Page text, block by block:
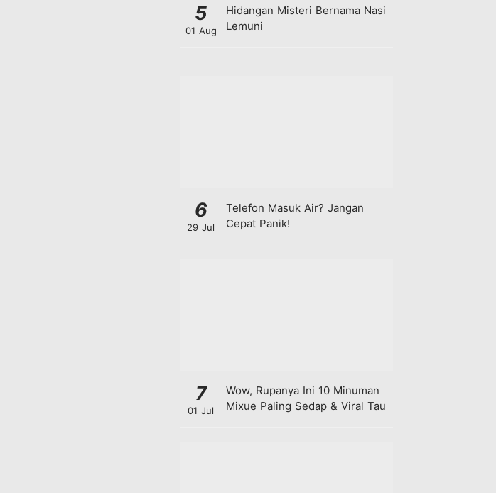
5
01 Aug
Hidangan Misteri Bernama Nasi
Lemuni
6
29 Jul
Telefon Masuk Air? Jangan
Cepat Panik!
7
01 Jul
Wow, Rupanya Ini 10 Minuman
Mixue Paling Sedap & Viral Tau